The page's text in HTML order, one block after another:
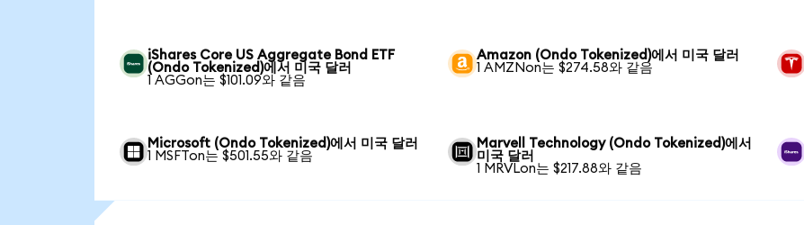
iShares Core US Aggregate Bond ETF
(Ondo Tokenized)에서 미국 달러
1 AGGon는 $101.09와 같음
Amazon (Ondo Tokenized)에서 미국 달러
1 AMZNon는 $274.58와 같음
Microsoft (Ondo Tokenized)에서 미국 달러
1 MSFTon는 $501.55와 같음
Marvell Technology (Ondo Tokenized)에서
미국 달러
1 MRVLon는 $217.88와 같음